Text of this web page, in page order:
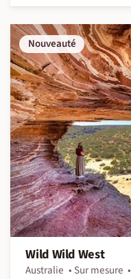
Nouveauté
Wild Wild West
Australie Sur mesure